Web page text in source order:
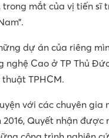
mắt của vị tiến sĩ
dự án của riêng
nghệ Cao ở TP Thủ
TPHCM.
với các chuyên
Quyết nhận